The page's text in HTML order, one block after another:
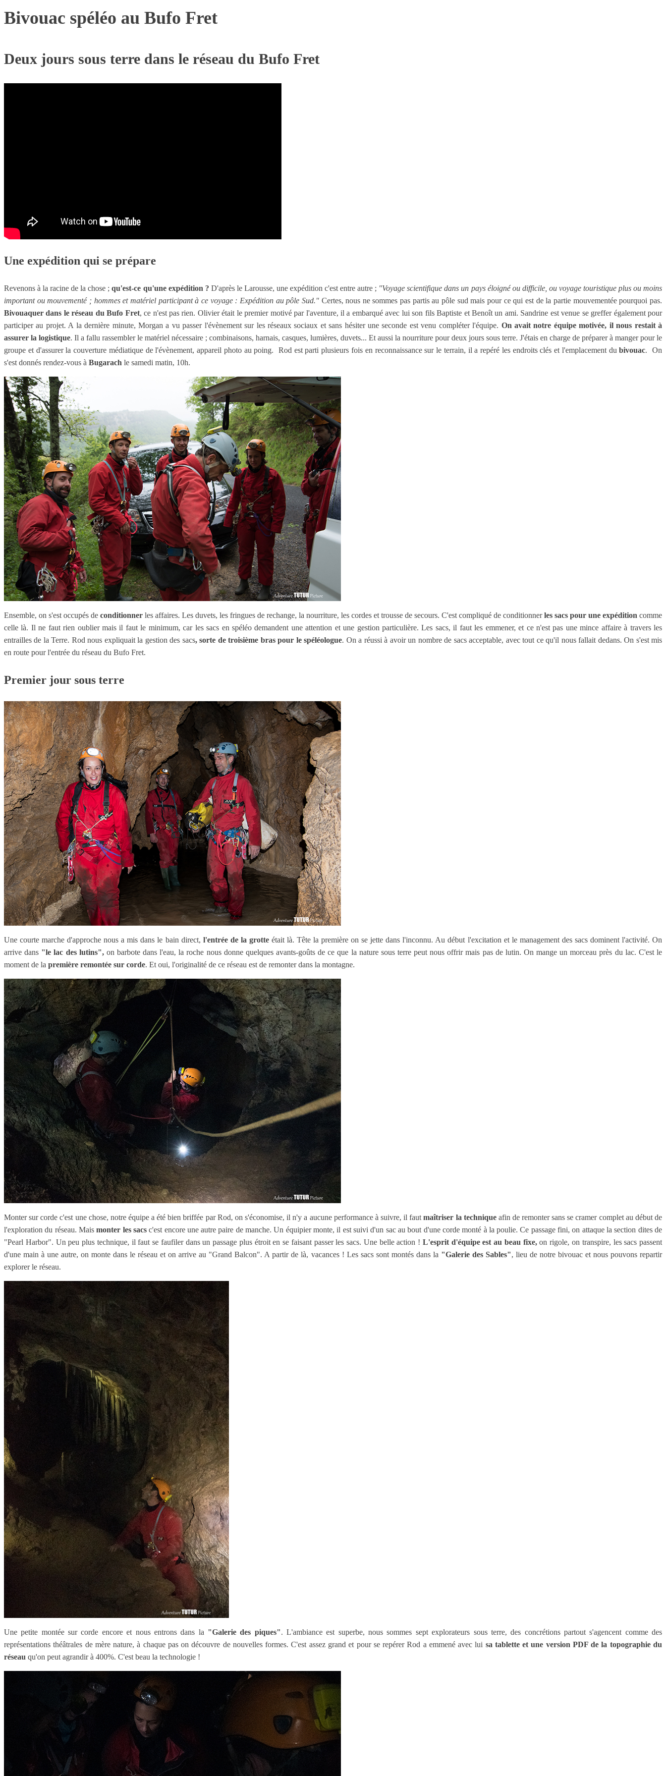
Bivouac spéléo au Bufo Fret
Deux jours sous terre dans le réseau du Bufo Fret
Une expédition qui se prépare
Revenons à la racine de la chose ;qu'est-ce qu'une expédition ? D'après le Larousse, une expédition c'est entre autre ; "Voyage scientifique dans un pays éloigné ou difficile, ou voyage touristique plus ou moins
important ou mouvementé ; hommes et matériel participant à ce voyage : Expédition au pôle Sud." Certes, nous ne sommes pas partis au pôle sud mais pour ce qui est de la partie mouvementée pourquoi pas.
Bivouaquer dans le réseau du Bufo Fret, ce n'est pas rien. Olivier était le premier motivé par l'aventure, il a embarqué avec lui son fils Baptiste et Benoît un ami. Sandrine est venue se greffer également pour
participer au projet. A la dernière minute, Morgan a vu passer l'évènement sur les réseaux sociaux et sans hésiter une seconde est venu compléter l'équipe. On avait notre équipe motivée, il nous restait à
assurer la logistique. Il a fallu rassembler le matériel nécessaire ; combinaisons, harnais, casques, lumières, duvets... Et aussi la nourriture pour deux jours sous terre. J'étais en charge de préparer à manger pour le
groupe et d'assurer la couverture médiatique de l'évènement, appareil photo au poing. Rod est parti plusieurs fois en reconnaissance sur le terrain, il a repéré les endroits clés et l'emplacement du bivouac. On
s'est donnés rendez-vous à Bugarach le samedi matin, 10h.
Ensemble, on s'est occupés de conditionner les affaires. Les duvets, les fringues de rechange, la nourriture, les cordes et trousse de secours. C'est compliqué de conditionnerles sacs pour une expédition comme
celle là. Il ne faut rien oublier mais il faut le minimum, car les sacs en spéléo demandent une attention et une gestion particulière. Les sacs, il faut les emmener, et ce n'est pas une mince affaire à travers les
entrailles de la Terre. Rod nous expliquait la gestion des sacs, sorte de troisième bras pour le spéléologue. On a réussi à avoir un nombre de sacs acceptable, avec tout ce qu'il nous fallait dedans. On s'est mis
en route pour l'entrée du réseau du Bufo Fret.
Premier jour sous terre
Une courte marche d'approche nous a mis dans le bain direct, l'entrée de la grotteétait là. Tête la première on se jette dans l'inconnu. Au début l'excitation et le management des sacs dominent l'activité. On
arrive dans "le lac des lutins",on barbote dans l'eau, la roche nous donne quelques avants-goûts de ce que la nature sous terre peut nous offrir mais pas de lutin. On mange un morceau près du lac. C'est le
moment de la première remontée sur corde. Et oui, l'originalité de ce réseau est de remonter dans la montagne.
Monter sur corde c'est une chose, notre équipe a été bien briffée par Rod, on s'économise, il n'y a aucune performance à suivre, il fautmaîtriser la techniqueafin de remonter sans se cramer complet au début de
l'exploration du réseau. Maismonter les sacsc'est encore une autre paire de manche. Un équipier monte, il est suivi d'un sac au bout d'une corde monté à la poulie. Ce passage fini, on attaque la section dites de
"Pearl Harbor". Un peu plus technique, il faut se faufiler dans un passage plus étroit en se faisant passer les sacs. Une belle action ! L'esprit d'équipe est au beau fixe,on rigole, on transpire, les sacs passent
d'une main à une autre, on monte dans le réseau et on arrive au "Grand Balcon". A partir de là, vacances ! Les sacs sont montés dans la "Galerie des Sables", lieu de notre bivouac et nous pouvons repartir
explorer le réseau.
Une petite montée sur corde encore et nous entrons dans la "Galerie des piques". L'ambiance est superbe, nous sommes sept explorateurs sous terre, des concrétions partout s'agencent comme des
représentations théâtrales de mère nature, à chaque pas on découvre de nouvelles formes. C'est assez grand et pour se repérer Rod a emmené avec lui sa tablette et une version PDF de la topographie du
réseau qu'on peut agrandir à 400%. C'est beau la technologie !